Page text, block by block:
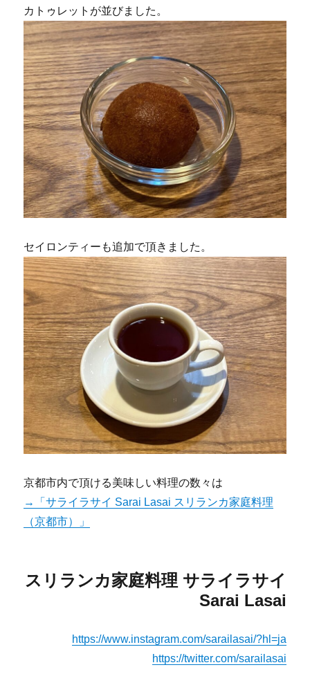
カトゥレットが並びました。
セイロンティーも追加で頂きました。
京都市内で頂ける美味しい料理の数々は
→「サライラサイ Sarai Lasai スリランカ家庭料理
（京都市）」
スリランカ家庭料理 サライラサイ
Sarai Lasai
https://www.instagram.com/sarailasai/?hl=ja
https://twitter.com/sarailasai